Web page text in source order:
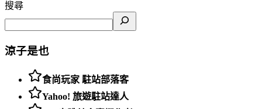
搜尋
涼子是也
食尚玩家 駐站部落客
Yahoo! 旅遊駐站達人